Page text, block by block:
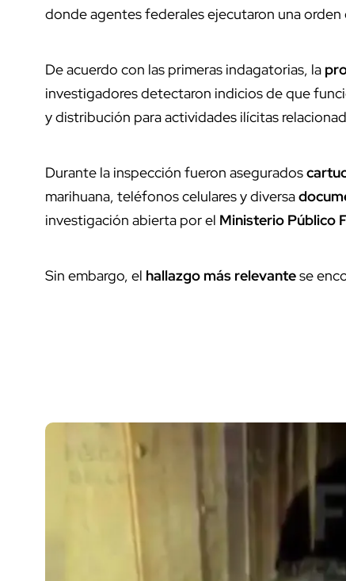
donde agentes federales ejecutaron una orden
De acuerdo con las primeras indagatorias, la
investigadores detectaron indicios de que
y distribución para actividades ilícitas
Durante la inspección fueron asegurados
marihuana, teléfonos celulares y diversa
investigación abierta por el Ministerio Público
Sin embargo, el hallazgo más relevantese